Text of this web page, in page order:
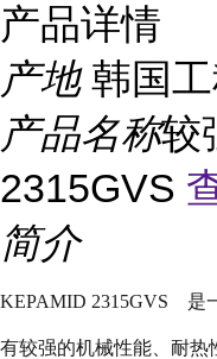
产品详情
产地 韩国
产品名称较
2315GVS
简介
KEPAMID 2315GVS 是
有较强的机械性能、耐热